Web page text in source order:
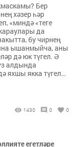
Бер
хәзер һәр
«миндә «теге
да
бу чирнең
ышанмыйча, аны
дә юк түгел. Ә
алдында
яхшы якка түгел…
1430 0 0
егетләре